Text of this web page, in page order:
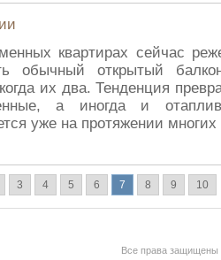
квартирах сейчас
обычный открытый
их два. Тенденция
а иногда и
уже на протяжении
3 4 5 6 7 8 9 10
Все права